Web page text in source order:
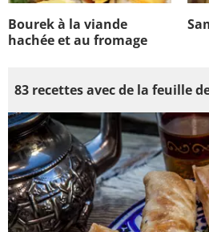
Bourek à la viande
hachée et au fromage
83 recettes avec de la feuille